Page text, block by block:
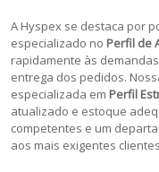
A Hyspex se destaca por
especializado no Perfil de
rapidamente às
entrega dos pedidos.
especializada em Perfil
atualizado e estoque
competentes e um
aos mais exigentes